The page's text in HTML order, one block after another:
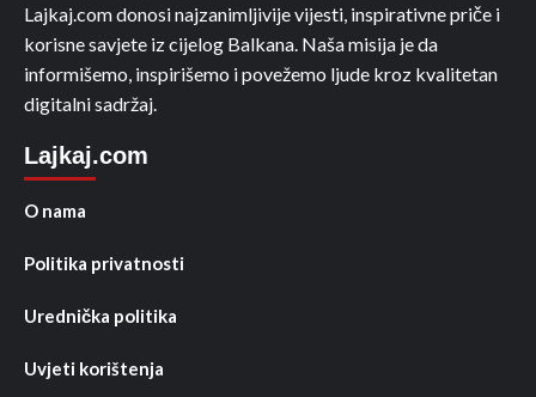
Lajkaj.com donosi najzanimljivije vijesti, inspirativne priče i
korisne savjete iz cijelog Balkana. Naša misija je da
informišemo, inspirišemo i povežemo ljude kroz kvalitetan
digitalni sadržaj.
Lajkaj.com
O nama
Politika privatnosti
Urednička politika
Uvjeti korištenja